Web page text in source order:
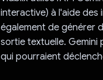
interactive) à l'aide des
également de générer
sortie textuelle. Gemini
qui pourraient